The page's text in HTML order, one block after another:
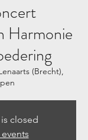
Harmonie
(Brecht),
closed